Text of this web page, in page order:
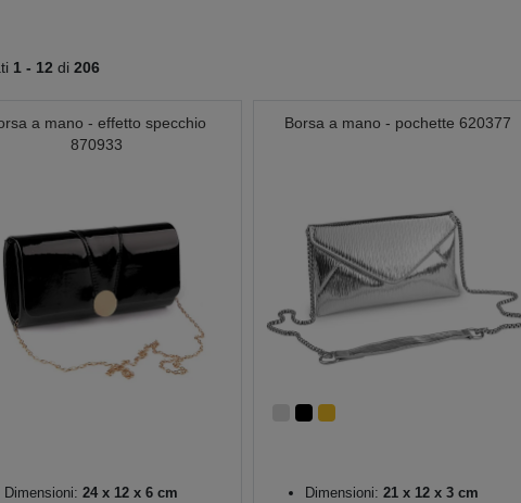
1 - 12 di 206
a mano - effetto specchio
870933
Dimensioni: 24 x 12 x 6 cm
Borsa a mano - pochette 620377
Dimensioni: 21 x 12 x 3 cm